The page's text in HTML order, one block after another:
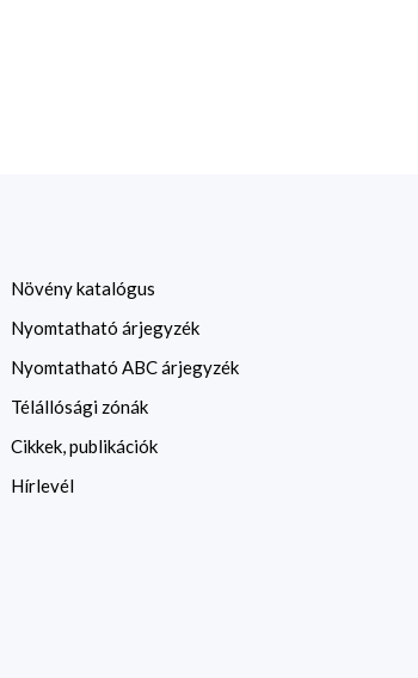
Növény katalógus
Nyomtatható árjegyzék
Nyomtatható ABC árjegyzék
Télállósági zónák
Cikkek, publikációk
Hírlevél